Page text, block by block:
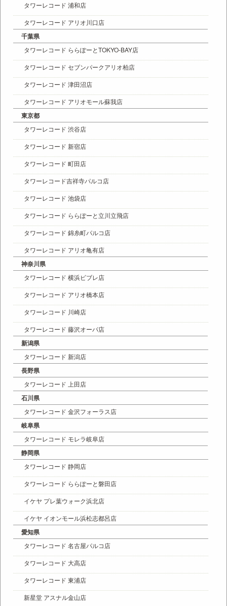
タワーレコード 浦和店
タワーレコード アリオ川口店
千葉県
タワーレコード ららぽーとTOKYO-BAY店
タワーレコード セブンパークアリオ柏店
タワーレコード 津田沼店
タワーレコード アリオモール蘇我店
東京都
タワーレコード 渋谷店
タワーレコード 新宿店
タワーレコード 町田店
タワーレコード吉祥寺パルコ店
タワーレコード 池袋店
タワーレコード ららぽーと立川立飛店
タワーレコード 錦糸町パルコ店
タワーレコード アリオ亀有店
神奈川県
タワーレコード 横浜ビブレ店
タワーレコード アリオ橋本店
タワーレコード 川崎店
タワーレコード 藤沢オーパ店
新潟県
タワーレコード 新潟店
長野県
タワーレコード 上田店
石川県
タワーレコード 金沢フォーラス店
岐阜県
タワーレコード モレラ岐阜店
静岡県
タワーレコード 静岡店
タワーレコード ららぽーと磐田店
イケヤ プレ葉ウォーク浜北店
イケヤ イオンモール浜松志都呂店
愛知県
タワーレコード 名古屋パルコ店
タワーレコード 大高店
タワーレコード 東浦店
新星堂 アスナル金山店